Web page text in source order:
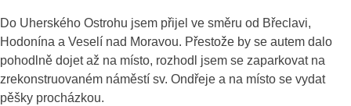
Do Uherského Ostrohu jsem přijel ve směru od Břeclavi,
Hodonína a Veselí nad Moravou. Přestože by se autem dalo
pohodlně dojet až na místo, rozhodl jsem se zaparkovat na
zrekonstruovaném náměstí sv. Ondřeje a na místo se vydat
pěšky procházkou.